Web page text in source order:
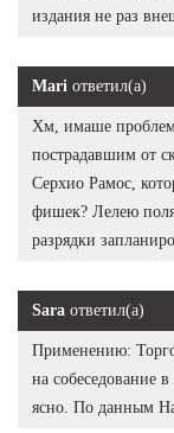
издания не раз
Mari ответил(а)
Хм, имаше проблем
пострадавшим от
Серхио Рамос,
фишек? Лелею
разрядки
Sara ответил(а)
Применению:
на собеседование
ясно. По данным